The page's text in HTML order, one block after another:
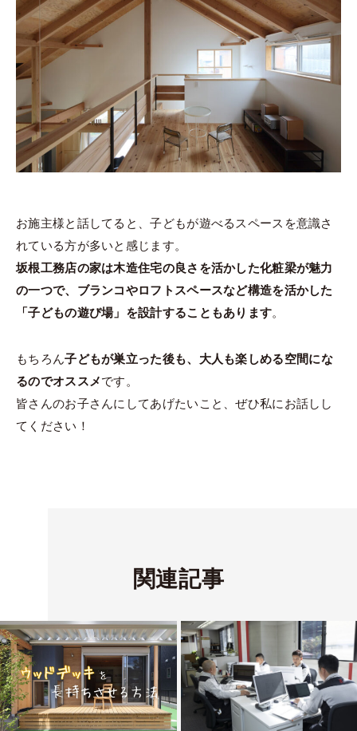
お施主様と話してると、子どもが遊べるスペースを意識さ
れている方が多いと感じます。
坂根工務店の家は木造住宅の良さを活かした化粧梁が魅力
の一つで、ブランコやロフトスペースなど構造を活かした
「子どもの遊び場」を設計することもあります。
もちろん子どもが巣立った後も、大人も楽しめる空間にな
るのでオススメです。
皆さんのお子さんにしてあげたいこと、ぜひ私にお話しし
てください！
関連記事